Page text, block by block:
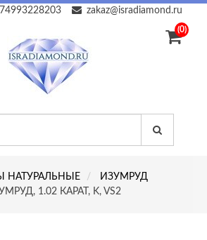
zakaz@isradiamond.ru
(0)
НАТУРАЛЬНЫЕ
ИЗУМРУД
1.02 КАРАТ, K, VS2